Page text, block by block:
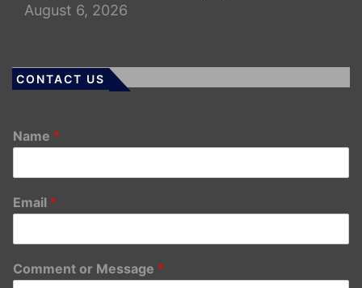
August 6, 2026
CONTACT US
Name *
Email *
Comment or Message *